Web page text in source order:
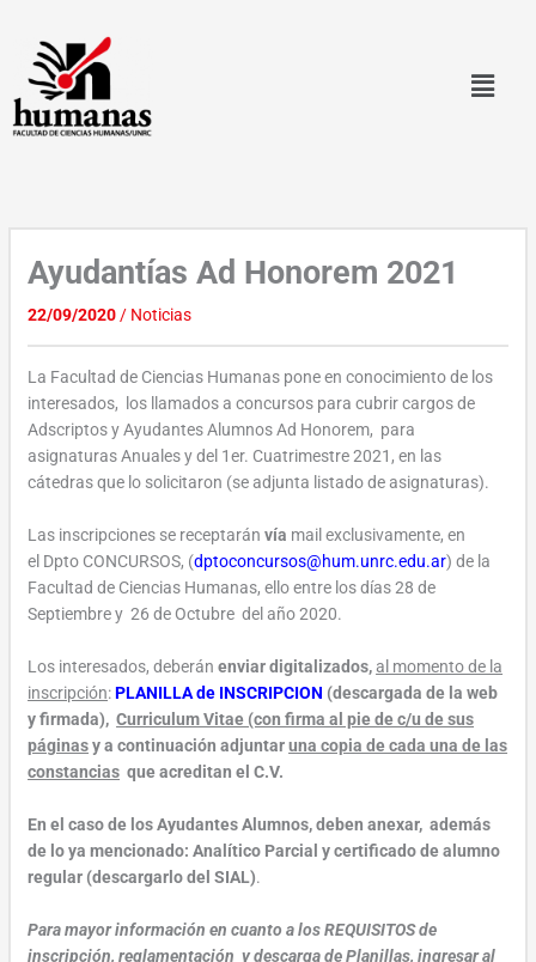
contenido
Ayudantías Ad Honorem 2021
22/09/2020/ Noticias
La Facultad de Ciencias Humanas pone en conocimiento de los
interesados, los llamados a concursos para cubrir cargos de
Adscriptos y Ayudantes Alumnos Ad Honorem, para
asignaturas Anuales y del 1er. Cuatrimestre 2021, en las
cátedras que lo solicitaron (se adjunta listado de asignaturas).
Las inscripciones se receptarán vía mail exclusivamente, en
el Dpto CONCURSOS, (dptoconcursos@hum.unrc.edu.ar) de la
Facultad de Ciencias Humanas, ello entre losdías 28 de
Septiembre y 26 de Octubredel año2020.
Los interesados, deberánenviar digitalizados,al momento de la
inscripción:PLANILLA de INSCRIPCION (descargada de la web
y firmada),Curriculum Vitae (con firma al pie de c/u de sus
páginasy a continuación adjuntaruna copia de cada una de las
constancias que acreditan el C.V.
En el caso de los Ayudantes Alumnos, deben anexar, además
de lo ya mencionado:Analítico Parcial y certificado de alumno
regular (descargarlo del SIAL).
Para mayor información en cuanto a los REQUISITOS de
inscripción, reglamentación y descarga de Planillas, ingresar al